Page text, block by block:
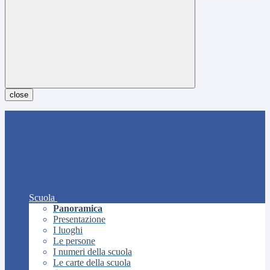
close
Scuola
Panoramica
Presentazione
I luoghi
Le persone
I numeri della scuola
Le carte della scuola